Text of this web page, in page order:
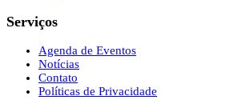
Serviços
Agenda de Eventos
Notícias
Contato
Políticas de Privacidade